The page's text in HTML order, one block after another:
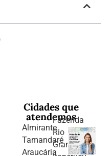
Cidades que
atendemos
Almirante
Tamandaré
Araucária
Fazenda
Rio
Grande